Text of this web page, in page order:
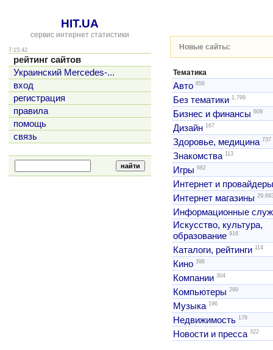
HIT.UA
сервис интернет статистики
7:15:42
рейтинг сайтов
Украинский Mercedes-...
вход
регистрация
правила
помощь
связь
Новые сайты:
Тематика
Авто 856
Без тематики 1,799
Бизнес и финансы 609
Дизайн 167
Здоровье, медицина 737
Знакомства 113
Игры 682
Интернет и провайдеры
Интернет магазины
Информационные
Искусство, культура,
образование 916
Каталоги, рейтинги 114
Кино 396
Компании 304
Компьютеры 299
Музыка 196
Недвижимость 178
Новости и пресса 322